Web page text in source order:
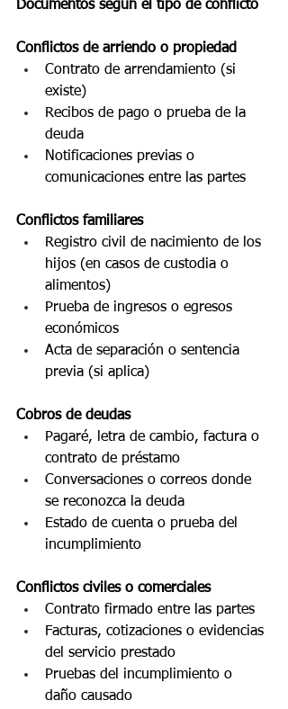
Documentos según el tipo de conflicto
Conflictos de arriendo o propiedad
Contrato de arrendamiento (si
existe)
Recibos de pago o prueba de la
deuda
Notificaciones previas o
comunicaciones entre las partes
Conflictos familiares
Registro civil de nacimiento de los
hijos (en casos de custodia o
alimentos)
Prueba de ingresos o egresos
económicos
Acta de separación o sentencia
previa (si aplica)
Cobros de deudas
Pagaré, letra de cambio, factura o
contrato de préstamo
Conversaciones o correos donde
se reconozca la deuda
Estado de cuenta o prueba del
incumplimiento
Conflictos civiles o comerciales
Contrato firmado entre las partes
Facturas, cotizaciones o evidencias
del servicio prestado
Pruebas del incumplimiento o
daño causado